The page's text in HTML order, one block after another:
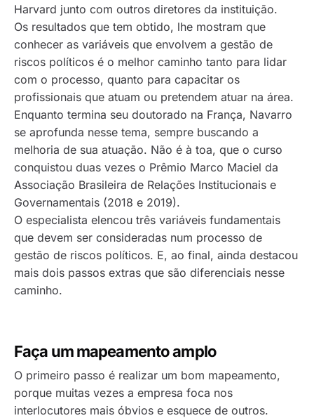
Harvard junto com outros diretores da instituição.
Os resultados que tem obtido, lhe mostram que
conhecer as variáveis que envolvem a gestão de
riscos políticos é o melhor caminho tanto para lidar
com o processo, quanto para capacitar os
profissionais que atuam ou pretendem atuar na área.
Enquanto termina seu doutorado na França, Navarro
se aprofunda nesse tema, sempre buscando a
melhoria de sua atuação. Não é à toa, que o curso
conquistou duas vezes o Prêmio Marco Maciel da
Associação Brasileira de Relações Institucionais e
Governamentais (2018 e 2019).
O especialista elencou três variáveis fundamentais
que devem ser consideradas num processo de
gestão de riscos políticos. E, ao final, ainda destacou
mais dois passos extras que são diferenciais nesse
caminho.
Faça um mapeamento amplo
O primeiro passo é realizar um bom mapeamento,
porque muitas vezes a empresa foca nos
interlocutores mais óbvios e esquece de outros.